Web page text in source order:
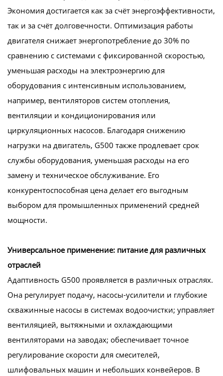
Экономия достигается как за счёт энергоэффективности,
так и за счёт долговечности. Оптимизация работы
двигателя снижает энергопотребление до 30% по
сравнению с системами с фиксированной скоростью,
уменьшая расходы на электроэнергию для
оборудования с интенсивным использованием,
например, вентиляторов систем отопления,
вентиляции и кондиционирования или
циркуляционных насосов. Благодаря снижению
нагрузки на двигатель, G500 также продлевает срок
службы оборудования, уменьшая расходы на его
замену и техническое обслуживание. Его
конкурентоспособная цена делает его выгодным
выбором для промышленных применений средней
мощности.
Универсальное применение: питание для различных
отраслей
Адаптивность G500 проявляется в различных отраслях.
Она регулирует подачу, насосы-усилители и глубокие
скважинные насосы в системах водоочистки; управляет
вентиляцией, вытяжными и охлаждающими
вентиляторами на заводах; обеспечивает точное
регулирование скорости для смесителей,
шлифовальных машин и небольших конвейеров. В